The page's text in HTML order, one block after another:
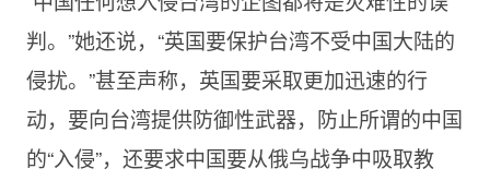
判。”她还说，“英国要保护台湾不受中国大陆的
侵扰。”甚至声称，英国要采取更加迅速的行
动，要向台湾提供防御性武器，防止所谓的中国
的“入侵”，还要求中国要从俄乌战争中吸取教